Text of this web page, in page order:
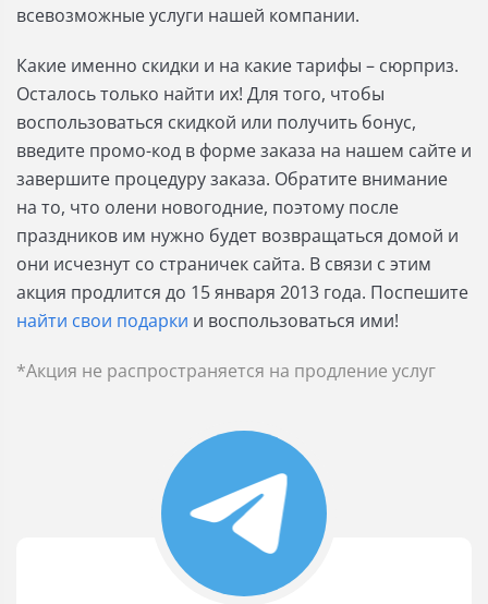
всевозможные услуги нашей компании.
Какие именно скидки и на какие тарифы – сюрприз.
Осталось только найти их! Для того, чтобы
воспользоваться скидкой или получить бонус,
введите промо-код в форме заказа на нашем сайте и
завершите процедуру заказа. Обратите внимание
на то, что олени новогодние, поэтому после
праздников им нужно будет возвращаться домой и
они исчезнут со страничек сайта. В связи с этим
акция продлится до 15 января 2013 года. Поспешите
найти свои подарки и воспользоваться ими!
*Акция не распространяется на продление услуг